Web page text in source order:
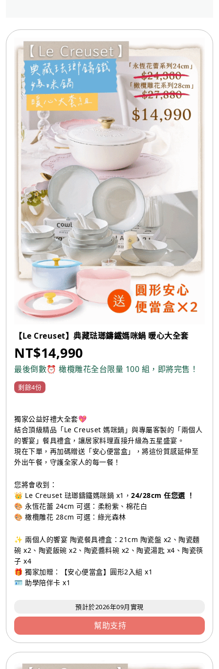
【Le Creuset】典藏琺瑯鑄鐵媽咪鍋 暖心大全套
NT$14,990
最後倒數⏰ 橄欖雕花全台限量 100 組，即將完售！
剩餘4份
獨家公益好禮大全套💖
結合頂級精品「Le Creuset 媽咪鍋」與專屬客製的「兩個人
的饗宴」餐具禮盒，讓居家料理直接升級為五星盛宴。
現在下單，再加碼贈送「安心便當盒」，將這份質感延伸至
外出午餐，守護全家人的每一餐！
您將會收到：
👑 Le Creuset 琺瑯鑄鐵媽咪鍋 x1， 24/28cm 任您選 ！
🎨 永恆花蕾 24cm 可選：柔粉紫、棉花白
🎨 橄欖雕花 28cm 可選：綠光森林
✨ 兩個人的饗宴 陶瓷餐具禮盒：21cm 陶瓷盤 x2、陶瓷麵
碗 x2、陶瓷飯碗 x2、陶瓷醬料碗 x2、陶瓷湯匙 x4、陶瓷筷
子 x4
🎁 獨家加贈：【安心便當盒】圓形2入組 x1
🪪 助學陪伴卡 x1
預計於2026年09月實現
幫助支持